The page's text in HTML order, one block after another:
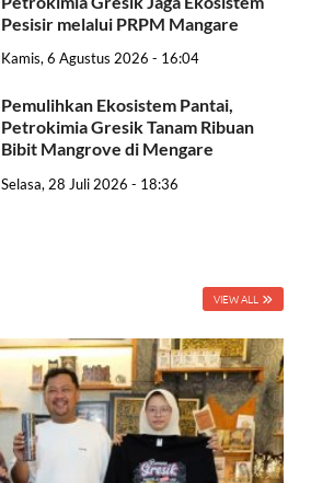
Pesisir melalui PRPM Mangare
Kamis, 6 Agustus 2026 - 16:04
Pemulihkan Ekosistem Pantai,
Petrokimia Gresik Tanam Ribuan
Bibit Mangrove di Mengare
Selasa, 28 Juli 2026 - 18:36
VIEW ALL